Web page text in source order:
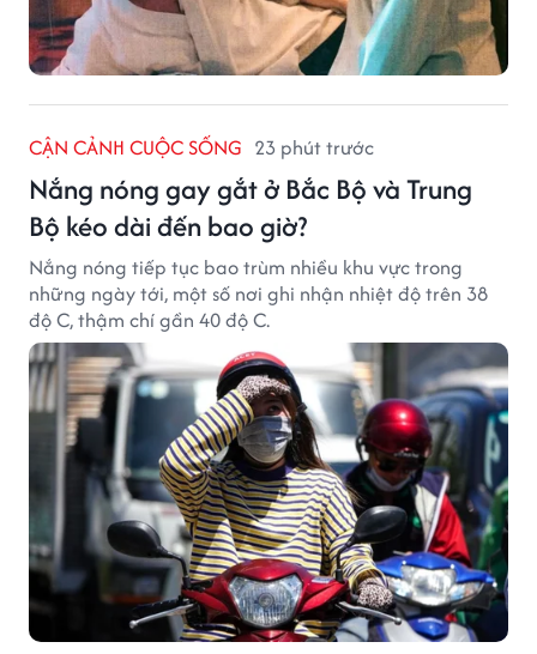
CẬN CẢNH CUỘC SỐNG 23 phút trước
Nắng nóng gay gắt ở Bắc Bộ và Trung
Bộ kéo dài đến bao giờ?
Nắng nóng tiếp tục bao trùm nhiều khu vực trong
những ngày tới, một số nơi ghi nhận nhiệt độ trên 38
độ C, thậm chí gần 40 độ C.